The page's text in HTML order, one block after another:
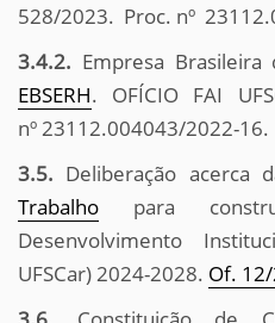
528/2023. Proc. nº
3.4.2. Empresa Brasileira
EBSERH. OFÍCIO FAI
nº 23112.004043/2022-16.
3.5. Deliberação acerca
Trabalho para
Desenvolvimento
UFSCar) 2024-2028. Of.